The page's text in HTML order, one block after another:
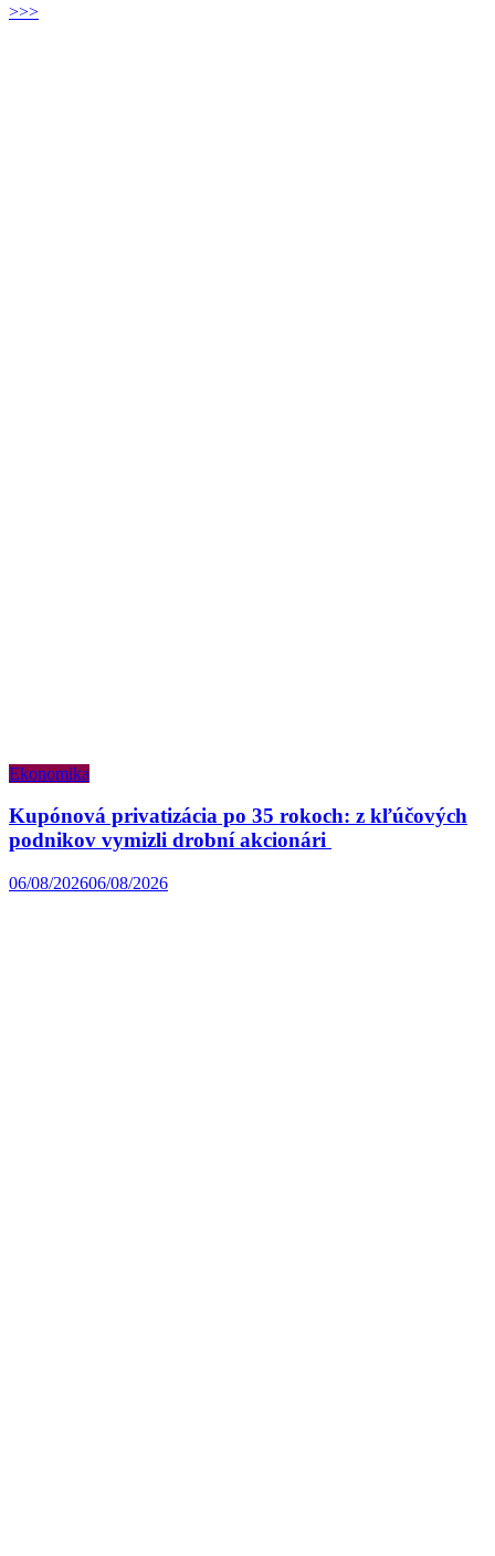
>>>
Ekonomika
Kupónová privatizácia po 35 rokoch: z kľúčových
podnikov vymizli drobní akcionári
06/08/202606/08/2026